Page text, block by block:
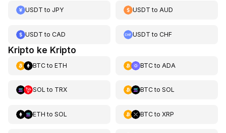
USDT to JPY USDT toAUD
USDT to CAD USDT toCHF
Kripto ke Kripto
BTCto ETH BTCto ADA
SOL to TRX BTCto SOL
ETH to SOL BTCto XRP